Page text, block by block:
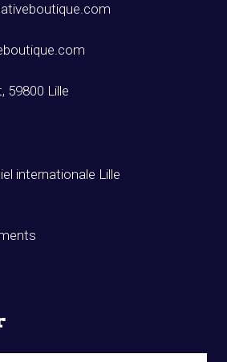
59800 Lille
internationale Lille